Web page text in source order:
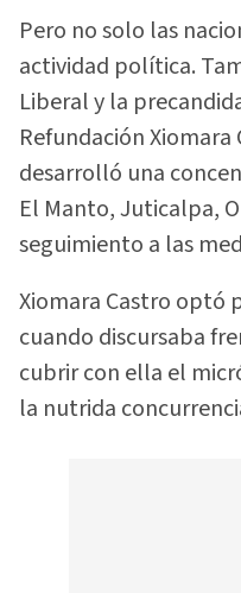
Pero no solo las
actividad política.
Liberal y la
Refundación
desarrolló una
El Manto, Juticalpa,
seguimiento a las
Xiomara Castro optó
cuando discursaba
cubrir con ella el
la nutrida